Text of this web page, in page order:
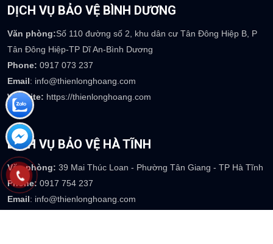
DỊCH VỤ BẢO VỆ BÌNH DƯƠNG
Văn phòng:Số 110 đường số 2, khu dân cư Tân Đông Hiệp B, P
Tân Đông Hiệp-TP Dĩ An-Bình Dương
Phone: 0917 073 237
Email: info@thienlonghoang.com
Website: https://thienlonghoang.com
DỊCH VỤ BẢO VỆ HÀ TĨNH
Văn phòng: 39 Mai Thúc Loan - Phường Tân Giang - TP Hà Tĩnh
Phone: 0917 754 237
Email: info@thienlonghoang.com